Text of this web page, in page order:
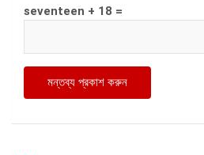
seventeen + 18 =